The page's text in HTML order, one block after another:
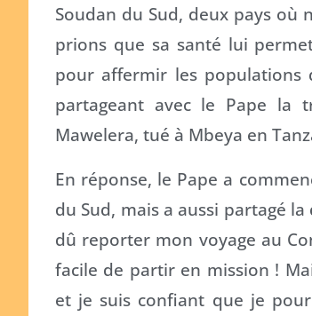
Soudan du Sud, deux pays où
prions que sa santé lui
pour affermir les
partageant avec le Pape la
Mawelera, tué à Mbeya en
En réponse, le Pape a
du Sud, mais a aussi partagé
dû reporter mon voyage au
facile de partir en mission !
et je suis confiant que je